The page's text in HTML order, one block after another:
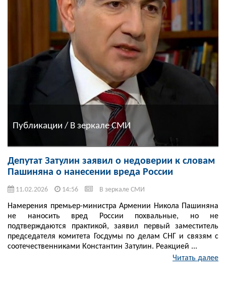
Публикации / В зеркале СМИ
Депутат Затулин заявил о недоверии к словам
Пашиняна о нанесении вреда России
11.02.2026 14:56 В зеркале СМИ
Намерения премьер-министра Армении Никола Пашиняна
не наносить вред России похвальные, но не
подтверждаются практикой, заявил первый заместитель
председателя комитета Госдумы по делам СНГ и связям с
соотечественниками Константин Затулин. Реакцией ...
Читать далее